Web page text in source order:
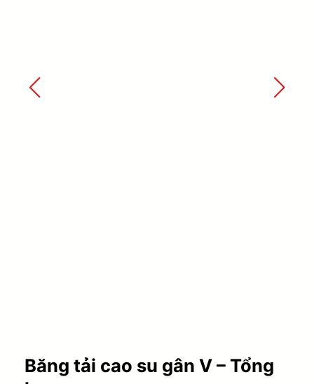
Băng tải cao su gân V – Tổng